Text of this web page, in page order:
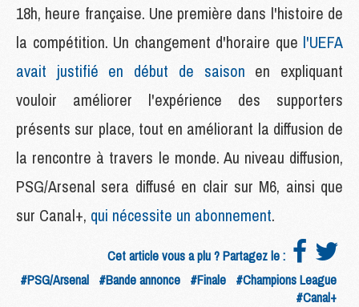
18h, heure française. Une première dans l'histoire de
la compétition. Un changement d'horaire que l'UEFA
avait justifié en début de saison en expliquant
vouloir améliorer l'expérience des supporters
présents sur place, tout en améliorant la diffusion de
la rencontre à travers le monde. Au niveau diffusion,
PSG/Arsenal sera diffusé en clair sur M6, ainsi que
sur Canal+, qui nécessite un abonnement.
Cet article vous a plu ? Partagez le :
#PSG/Arsenal #Bande annonce #Finale #Champions League
#Canal+